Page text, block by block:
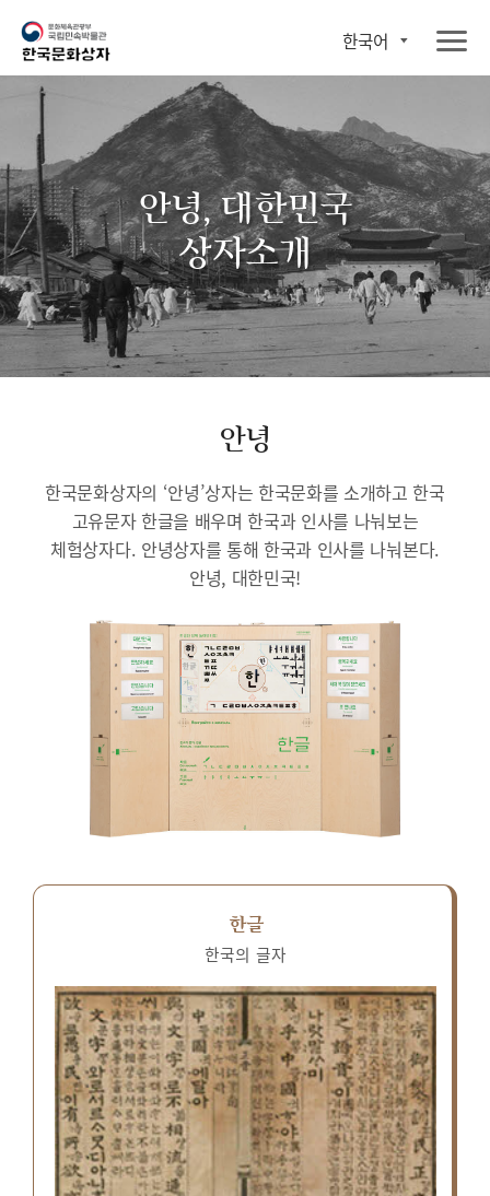
한국어
안녕, 대한민국
상자소개
안녕
한국문화상자의 ‘안녕’상자는 한국문화를 소개하고 한국
고유문자 한글을 배우며 한국과 인사를 나눠보는
체험상자다. 안녕상자를 통해 한국과 인사를 나눠본다.
안녕, 대한민국!
한글
한국의 글자